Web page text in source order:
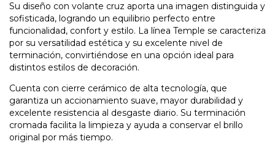
Su diseño con volante cruz aporta una imagen distinguida y
sofisticada, logrando un equilibrio perfecto entre
funcionalidad, confort y estilo. La línea Temple se caracteriza
por su versatilidad estética y su excelente nivel de
terminación, convirtiéndose en una opción ideal para
distintos estilos de decoración.
Cuenta con cierre cerámico de alta tecnología, que
garantiza un accionamiento suave, mayor durabilidad y
excelente resistencia al desgaste diario. Su terminación
cromada facilita la limpieza y ayuda a conservar el brillo
original por más tiempo.